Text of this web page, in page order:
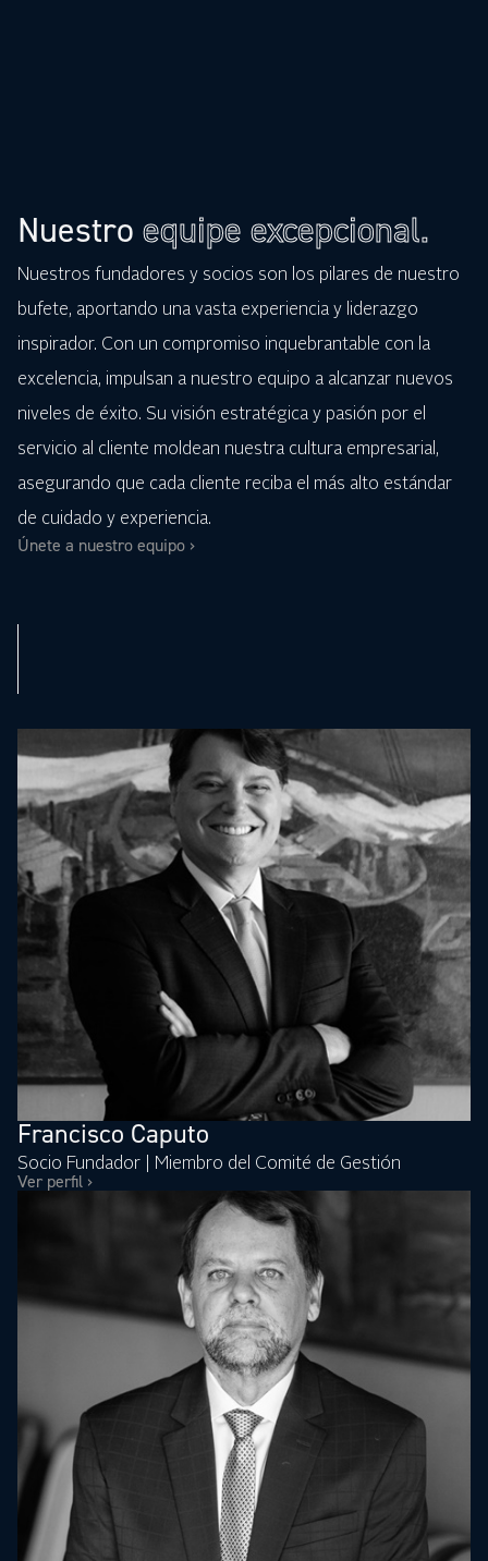
Nuestro equipe excepcional.
Nuestros fundadores y socios son los pilares de nuestro
bufete, aportando una vasta experiencia y liderazgo
inspirador. Con un compromiso inquebrantable con la
excelencia, impulsan a nuestro equipo a alcanzar nuevos
niveles de éxito. Su visión estratégica y pasión por el
servicio al cliente moldean nuestra cultura empresarial,
asegurando que cada cliente reciba el más alto estándar
de cuidado y experiencia.
Únete a nuestro equipo ›
Francisco Caputo
Socio Fundador | Miembro del Comité de Gestión
Ver perfil ›